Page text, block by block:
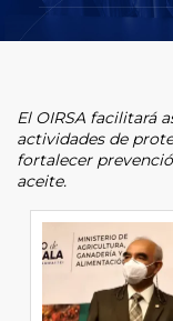
El OIRSA facilitará
actividades de
fortalecer
aceite.